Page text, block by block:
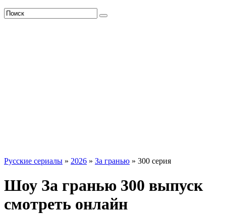
Русские сериалы » 2026 » За гранью » 300 серия
Шоу За гранью 300 выпуск
смотреть онлайн